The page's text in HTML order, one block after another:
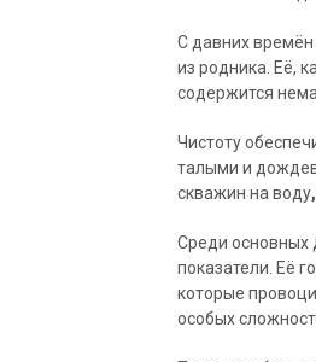
С давних времён
из родника. Её,
содержится
Чистоту
талыми и
скважин на воду,
Среди основных
показатели. Её
которые
особых